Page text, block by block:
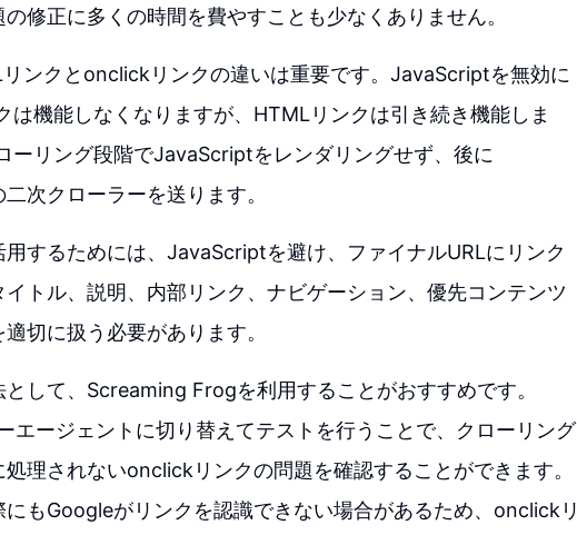
修正に多くの時間を費やすことも少なくありません。
ンクとonclickリンクの違いは重要です。JavaScriptを無効に
は機能しなくなりますが、HTMLリンクは引き続き機能しま
ーリング段階でJavaScriptをレンダリングせず、後に
次クローラーを送ります。
するためには、JavaScriptを避け、ファイナルURLにリンク
イトル、説明、内部リンク、ナビゲーション、優先コンテンツ
切に扱う必要があります。
して、Screaming Frogを利用することがおすすめです。
エージェントに切り替えてテストを行うことで、クローリング
理されないonclickリンクの問題を確認することができます。
もGoogleがリンクを認識できない場合があるため、onclickリ